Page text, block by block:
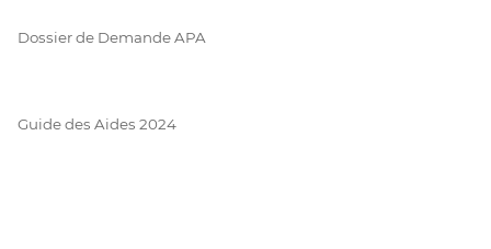
Dossier de Demande APA
Guide des Aides 2024